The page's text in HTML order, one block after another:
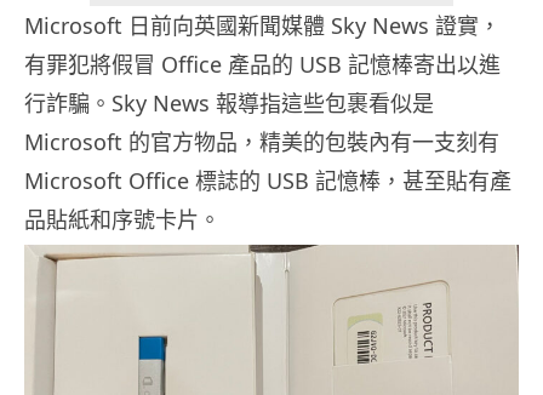
Microsoft 日前向英國新聞媒體 Sky News 證實，
有罪犯將假冒 Office 產品的 USB 記憶棒寄出以進
行詐騙。Sky News 報導指這些包裹看似是
Microsoft 的官方物品，精美的包裝內有一支刻有
Microsoft Office 標誌的 USB 記憶棒，甚至貼有產
品貼紙和序號卡片。